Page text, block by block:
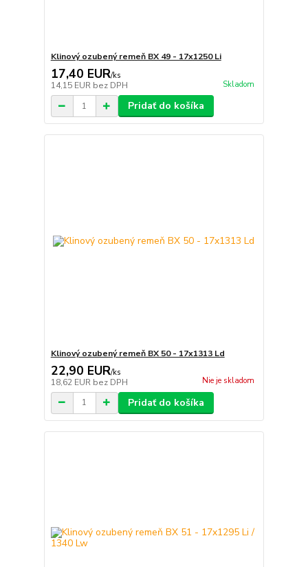
Klinový ozubený remeň BX 49 - 17x1250 Li
17,40 EUR/ks
14,15 EUR bez DPH Skladom
Pridať do košíka
Klinový ozubený remeň BX 50 - 17x1313 Ld
22,90 EUR/ks
18,62 EUR bez DPH Nie je skladom
Pridať do košíka